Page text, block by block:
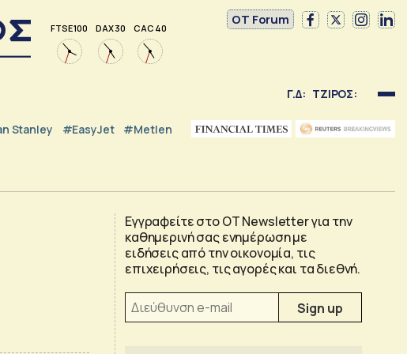
FTSE 100 DAX 30 CAC 40
OT Forum
Γ.Δ: ΤΖΙΡΟΣ:
Stanley #EasyJet #Metlen
Εγγραφείτε στο OT Newsletter για την
καθημερινή σας ενημέρωση με
ειδήσεις από την οικονομία, τις
επιχειρήσεις, τις αγορές και τα διεθνή.